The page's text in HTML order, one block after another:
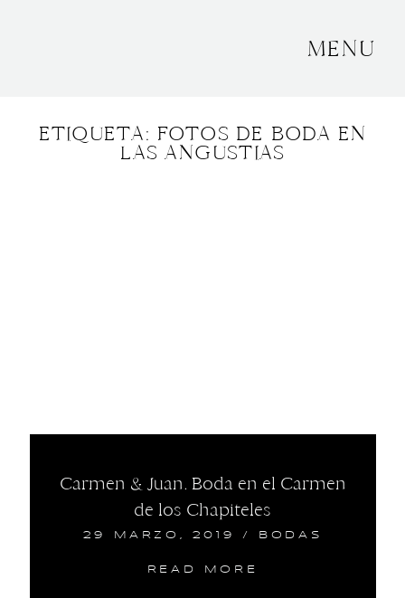
MENU
ETIQUETA: FOTOS DE BODA EN
LAS ANGUSTIAS
Carmen & Juan. Boda en el Carmen
de los Chapiteles
29 MARZO, 2019 / BODAS
READ MORE
SOBRE MÍ